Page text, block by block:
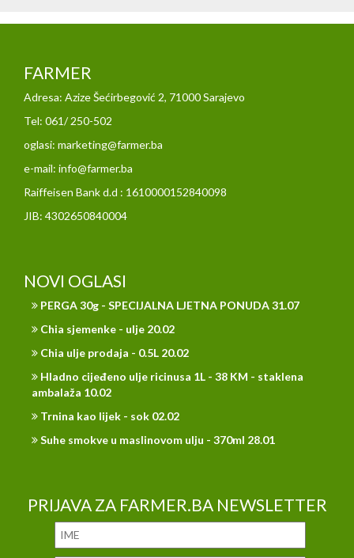
FARMER
Adresa: Azize Šećirbegović 2, 71000 Sarajevo
Tel: 061/ 250-502
oglasi: marketing@farmer.ba
e-mail: info@farmer.ba
Raiffeisen Bank d.d : 1610000152840098
JIB: 4302650840004
NOVI OGLASI
PERGA 30g - SPECIJALNA LJETNA PONUDA 31.07
Chia sjemenke - ulje 20.02
Chia ulje prodaja - 0.5L 20.02
Hladno cijeđeno ulje ricinusa 1L - 38 KM - staklena
ambalaža 10.02
Trnina kao lijek - sok 02.02
Suhe smokve u maslinovom ulju - 370ml 28.01
PRIJAVA ZA FARMER.BA NEWSLETTER